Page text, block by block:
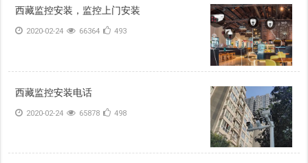
西藏监控安装，监控上门安装
2020-02-24 66364 493
西藏监控安装电话
2020-02-24 65878 498